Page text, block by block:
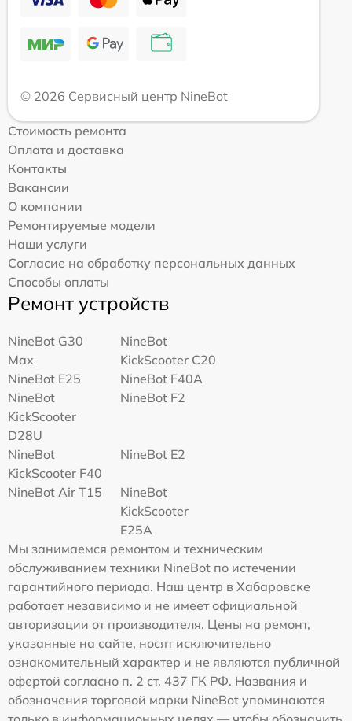
© 2026 Сервисный центр NineBot
Стоимость ремонта
Оплата и доставка
Контакты
Вакансии
О компании
Ремонтируемые модели
Наши услуги
Согласие на обработку персональных данных
Способы оплаты
Ремонт устройств
NineBot G30
Max
NineBot
KickScooter C20
NineBot E25
NineBot F40A
NineBot
KickScooter
D28U
NineBot F2
NineBot
KickScooter F40
NineBot E2
NineBot Air T15
NineBot
KickScooter
E25A
Мы занимаемся ремонтом и техническим
обслуживанием техники NineBot по истечении
гарантийного периода. Наш центр в Хабаровске
работает независимо и не имеет официальной
авторизации от производителя. Цены на ремонт,
указанные на сайте, носят исключительно
ознакомительный характер и не являются публичной
офертой согласно п. 2 ст. 437 ГК РФ. Названия и
обозначения торговой марки NineBot упоминаются